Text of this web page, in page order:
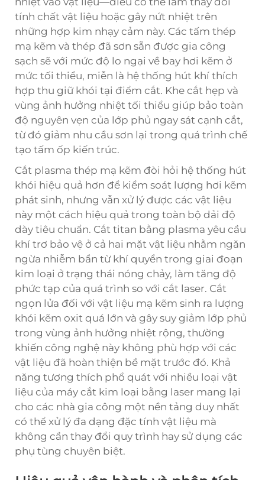
tính chất vật liệu hoặc gây nứt nhiệt trên
những hợp kim nhạy cảm này. Các tấm thép
mạ kẽm và thép đã sơn sẵn được gia công
sạch sẽ với mức độ lo ngại về bay hơi kẽm ở
mức tối thiểu, miễn là hệ thống hút khí thích
hợp thu giữ khói tại điểm cắt. Khe cắt hẹp và
vùng ảnh hưởng nhiệt tối thiểu giúp bảo toàn
độ nguyên vẹn của lớp phủ ngay sát cạnh cắt,
từ đó giảm nhu cầu sơn lại trong quá trình chế
tạo tấm ốp kiến trúc.
Cắt plasma thép mạ kẽm đòi hỏi hệ thống hút
khói hiệu quả hơn để kiểm soát lượng hơi kẽm
phát sinh, nhưng vẫn xử lý được các vật liệu
này một cách hiệu quả trong toàn bộ dải độ
dày tiêu chuẩn. Cắt titan bằng plasma yêu cầu
khí trơ bảo vệ ở cả hai mặt vật liệu nhằm ngăn
ngừa nhiễm bẩn từ khí quyển trong giai đoạn
kim loại ở trạng thái nóng chảy, làm tăng độ
phức tạp của quá trình so với cắt laser. Cắt
ngọn lửa đối với vật liệu mạ kẽm sinh ra lượng
khói kẽm oxit quá lớn và gây suy giảm lớp phủ
trong vùng ảnh hưởng nhiệt rộng, thường
khiến công nghệ này không phù hợp với các
vật liệu đã hoàn thiện bề mặt trước đó. Khả
năng tương thích phổ quát với nhiều loại vật
liệu của máy cắt kim loại bằng laser mang lại
cho các nhà gia công một nền tảng duy nhất
có thể xử lý đa dạng đặc tính vật liệu mà
không cần thay đổi quy trình hay sử dụng các
phụ tùng chuyên biệt.